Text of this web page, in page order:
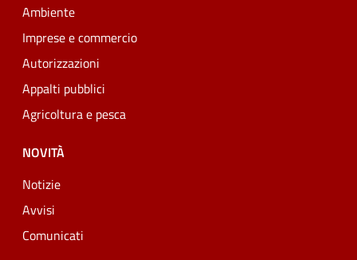
Ambiente
Imprese e commercio
Autorizzazioni
Appalti pubblici
Agricoltura e pesca
NOVITÀ
Notizie
Avvisi
Comunicati